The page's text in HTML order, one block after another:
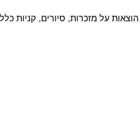
על מזכרות, סיורים, קניות כלליות.